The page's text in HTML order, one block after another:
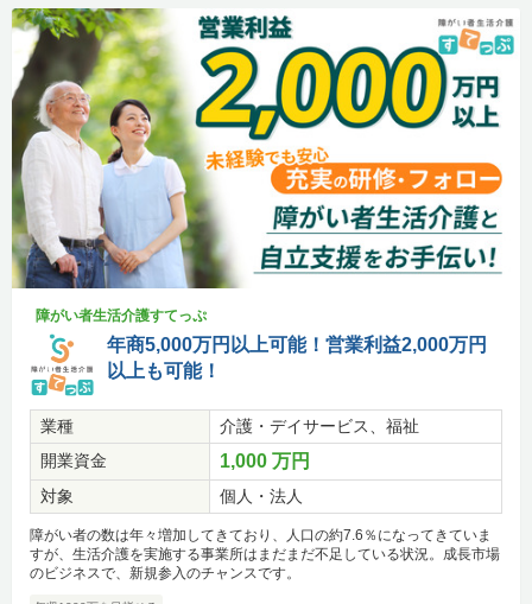
障がい者生活介護すてっぷ
年商5,000万円以上可能！営業利益2,000万円
以上も可能！
業種
介護・デイサービス、福祉
開業資金
1,000 万円
対象 個人・法人
障がい者の数は年々増加してきており、人口の約7.6％になってきていま
すが、生活介護を実施する事業所はまだまだ不足している状況。成長市場
のビジネスで、新規参入のチャンスです。